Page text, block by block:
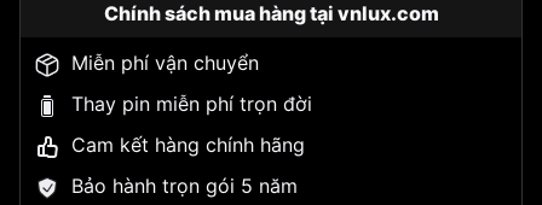
Chính sách mua hàng tại vnlux.com
Miễn phí vận chuyển
Thay pin miễn phí trọn đời
Cam kết hàng chính hãng
Bảo hành trọn gói 5 năm